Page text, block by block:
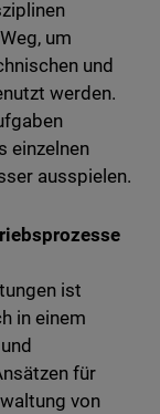
um
und
werden.
einzelnen
ausspielen.
ist
in einem
für
von